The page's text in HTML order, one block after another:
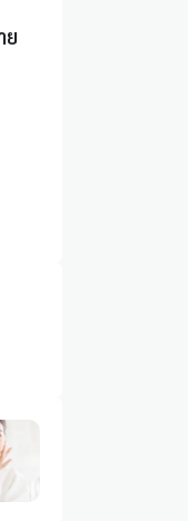
ย